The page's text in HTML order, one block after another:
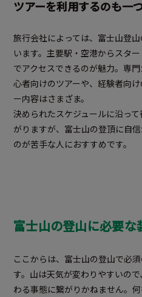
ツアーを利用するのも一
旅行会社によっては、富士山登
います。主要駅・空港からスタ
でアクセスできるのが魅力。専
心者向けのツアーや、経験者向
ー内容はさまざま。
決められたスケジュールに沿っ
がりますが、富士山の登頂に自
のが苦手な人におすすめです。
富士山の登山に必要な
ここからは、富士山の登山で必
す。山は天気が変わりやすいの
わる事態に繋がりかねません。